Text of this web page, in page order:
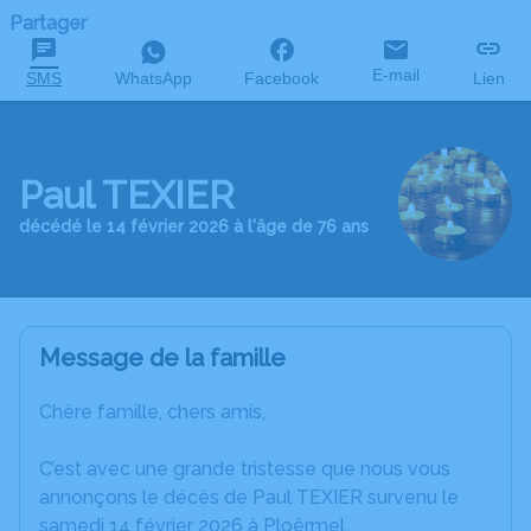
Partager
SMS WhatsApp Facebook E-mail Lien
Paul TEXIER
décédé le 14 février 2026 à l'âge de 76 ans
Message de la famille
Chère famille, chers amis,
C’est avec une grande tristesse que nous vous
annonçons le décès de Paul TEXIER survenu le
samedi 14 février 2026 à Ploërmel.